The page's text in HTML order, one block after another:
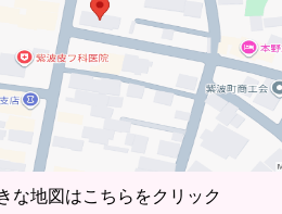
な地図はこちらをクリック